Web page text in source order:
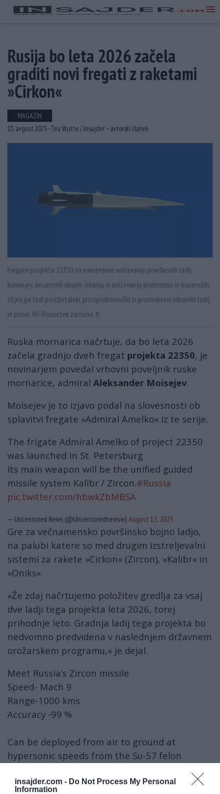
insajder.com - Do Not Process My Personal
Information
Rusija bo leta 2026 začela
graditi novi fregati z raketami
»Cirkon«
MAGAZIN
15. avgust 2025 -Tea Wutte /Insajder – avtorski članek
Fregate projekta 22350 so namenjene uničevanju površinskih ladij,
konvojev, desantnih skupin, iskanju in uničevanju podmornic in kopenskih
ciljev, pa tudi protiletalski, protipodmorniški in protiraketni obrambi ladij
in plovil. Vir: Posnetek zaslona, X
Ruska mornarica načrtuje, da bo leta 2026
začela gradnjo dveh fregat projekta 22350, je
novinarjem povedal vrhovni poveljnik ruske
mornarice, admiral Aleksander Moisejev.
Moisejev je to izjavo podal na slovesnosti ob
splavitvi fregate »Admiral Amelko« iz te serije.
The frigate Admiral Amelko of project 22350
was launched in St. Petersburg
Its main weapon will be the unified guided
missile system Kalibr / Zircon.#Russia
pic.twitter.com/hbwkZbMBSA
— Uncensored News (@Uncensorednewsw) August 15, 2025
Gre za večnamensko površinsko bojno ladjo,
na palubi katere so med drugim izstreljevalni
sistemi za rakete »Cirkon« (Zircon), »Kalibr« in
»Oniks«.
»Že zdaj načrtujemo položitev gredlja za vsaj
dve ladji tega projekta leta 2026, torej
prihodnje leto. Gradnja ladij tega projekta bo
nedvomno predvidena v naslednjem državnem
orožarskem programu,« je dejal.
Meet Russia’s Zircon missile
Speed- Mach 9
Range-1000 kms
Accuracy -99 %
Can be deployed from air to ground at
hypersonic speeds from the Su-57 felon
NATO/Ukriane air defences have no answer to